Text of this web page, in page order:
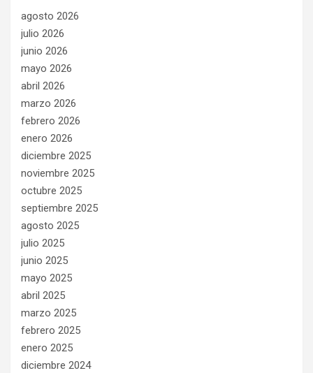
agosto 2026
julio 2026
junio 2026
mayo 2026
abril 2026
marzo 2026
febrero 2026
enero 2026
diciembre 2025
noviembre 2025
octubre 2025
septiembre 2025
agosto 2025
julio 2025
junio 2025
mayo 2025
abril 2025
marzo 2025
febrero 2025
enero 2025
diciembre 2024